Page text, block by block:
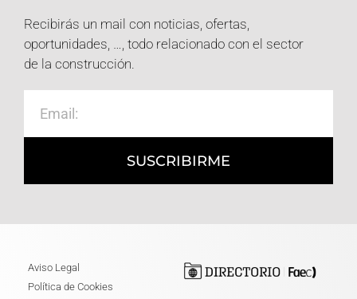
Recibirás un mail con noticias, ofertas,
oportunidades, …, todo relacionado con el sector
de la construcción.
SUSCRIBIRME
Aviso Legal
Política de Cookies